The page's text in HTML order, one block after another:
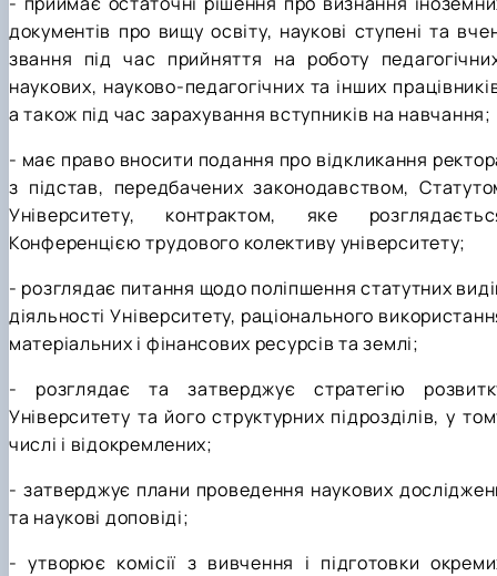
документів про вищу освіту, наукові ступені та
звання під час прийняття на роботу
наукових, науково-педагогічних та інших
а також під час зарахування вступників на навчання;
- має право вносити подання про відкликання
з підстав, передбачених законодавством,
Університету, контрактом, яке
Конференцією трудового колективу університету;
- розглядає питання щодо поліпшення статутних
діяльності Університету, раціонального
матеріальних і фінансових ресурсів та землі;
- розглядає та затверджує стратегію
Університету та його структурних підрозділів, у
числі і відокремлених;
- затверджує плани проведення наукових
та наукові доповіді;
- утворює комісії з вивчення і підготовки